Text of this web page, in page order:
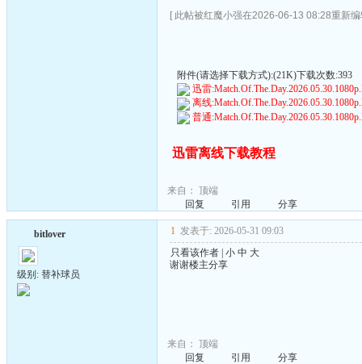
[ 此帖被红魔小强在2026-06-13 08:28重新编
附件(请选择下载方式):(21K)下载次数:393
迅雷
离线
普通
迅雷离线下载教程
来自： 顶端
回复
引用 分享
bitlover
级别: 替补球员
1 发表于: 2026-05-31 09:03
只看该作者 小 中 大
谢谢楼主分享
来自： 顶端
回复
引用 分享